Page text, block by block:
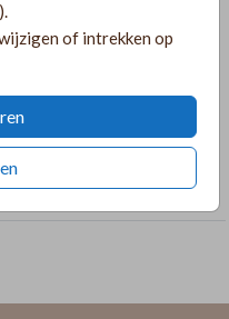
of intrekken op
Pas dit kaartje
proefdruk!
goudfolie